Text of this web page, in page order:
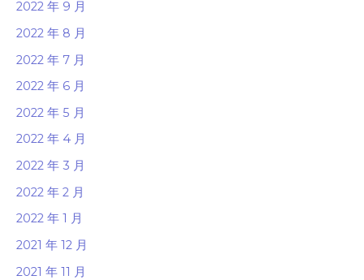
2022 年 9 月
2022 年 8 月
2022 年 7 月
2022 年 6 月
2022 年 5 月
2022 年 4 月
2022 年 3 月
2022 年 2 月
2022 年 1 月
2021 年 12 月
2021 年 11 月